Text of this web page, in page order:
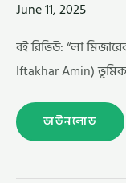
June 11, 2025
বই রিভিউ: “লা
Iftakhar Amin)
ডাউনলোড